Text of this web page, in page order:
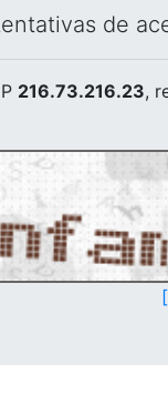
de
216.73.216.23,